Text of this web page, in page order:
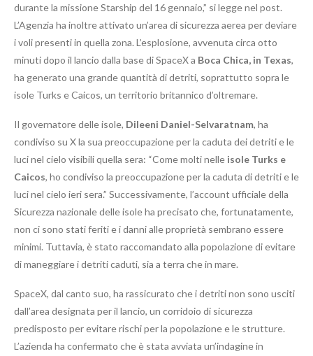
durante la missione Starship del 16 gennaio,” si legge nel post.
L’Agenzia ha inoltre attivato un’area di sicurezza aerea per deviare
i voli presenti in quella zona. L’esplosione, avvenuta circa otto
minuti dopo il lancio dalla base di SpaceX a Boca Chica, in Texas,
ha generato una grande quantità di detriti, soprattutto sopra le
isole Turks e Caicos, un territorio britannico d’oltremare.
Il governatore delle isole, Dileeni Daniel-Selvaratnam, ha
condiviso su X la sua preoccupazione per la caduta dei detriti e le
luci nel cielo visibili quella sera: “Come molti nelle isole Turks e
Caicos, ho condiviso la preoccupazione per la caduta di detriti e le
luci nel cielo ieri sera.” Successivamente, l’account ufficiale della
Sicurezza nazionale delle isole ha precisato che, fortunatamente,
non ci sono stati feriti e i danni alle proprietà sembrano essere
minimi. Tuttavia, è stato raccomandato alla popolazione di evitare
di maneggiare i detriti caduti, sia a terra che in mare.
SpaceX, dal canto suo, ha rassicurato che i detriti non sono usciti
dall’area designata per il lancio, un corridoio di sicurezza
predisposto per evitare rischi per la popolazione e le strutture.
L’azienda ha confermato che è stata avviata un’indagine in